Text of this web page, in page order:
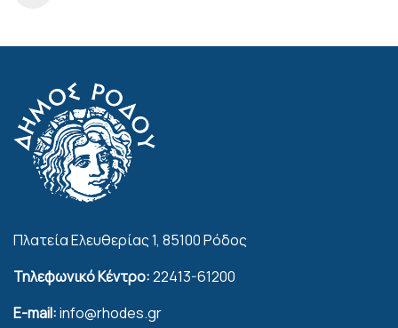
Πλατεία Ελευθερίας 1, 85100 Ρόδος
Τηλεφωνικό Κέντρο:22413-61200
E-mail:info@rhodes.gr